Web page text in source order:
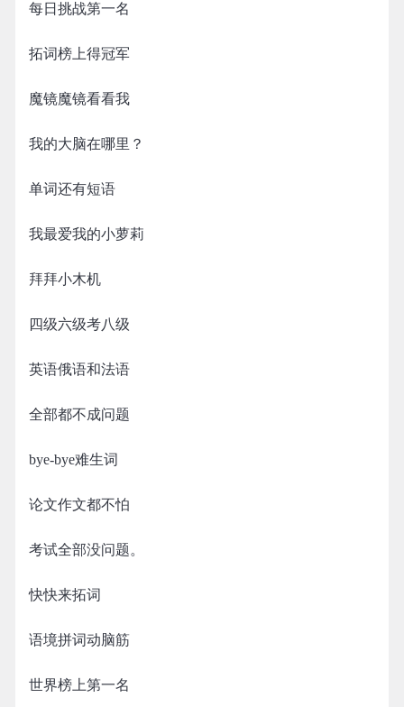
每日挑战第一名
拓词榜上得冠军
魔镜魔镜看看我
我的大脑在哪里？
单词还有短语
我最爱我的小萝莉
拜拜小木机
四级六级考八级
英语俄语和法语
全部都不成问题
bye-bye难生词
论文作文都不怕
考试全部没问题。
快快来拓词
语境拼词动脑筋
世界榜上第一名